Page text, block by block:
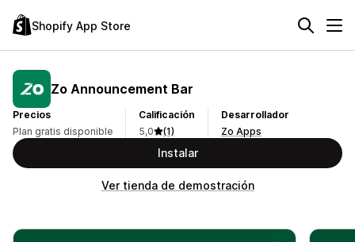
Shopify App Store
Zo Announcement Bar
Precios
Plan gratis disponible
Calificación
5,0
(1)
Desarrollador
Zo Apps
Instalar
Ver tienda de demostración